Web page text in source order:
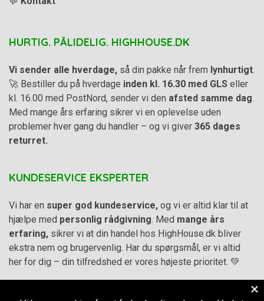
HURTIG. PÅLIDELIG. HIGHHOUSE.DK
Vi sender alle hverdage, så din pakke når frem lynhurtigt
🚀 Bestiller du på hverdage inden kl. 16.30 med GLS eller
kl. 16.00 med PostNord, sender vi den afsted samme dag
Med mange års erfaring sikrer vi en oplevelse uden
problemer hver gang du handler – og vi giver 365 dages
returret.
KUNDESERVICE EKSPERTER
Vi har en super god kundeservice, og vi er altid klar til at
hjælpe med personlig rådgivning . Med mange års
erfaring, sikrer vi at din handel hos HighHouse.dk bliver
ekstra nem og brugervenlig. Har du spørgsmål, er vi altid
her for dig – din tilfredshed er vores højeste prioritet. 💚